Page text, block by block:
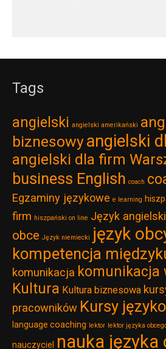
Tags
angielski angielski amerikański
biznesowyangielski
angielski dla firm
business English coach
Egzaminy językowe e learning
firm hiszpański on line Język angielski
obce Język niemiecki język
kompetencja
komunikacja komunikacja
Kultura Kultura biznesowa
pracowników Kursy
language coaching lektor lektor języka
nauczyciel nauka języka